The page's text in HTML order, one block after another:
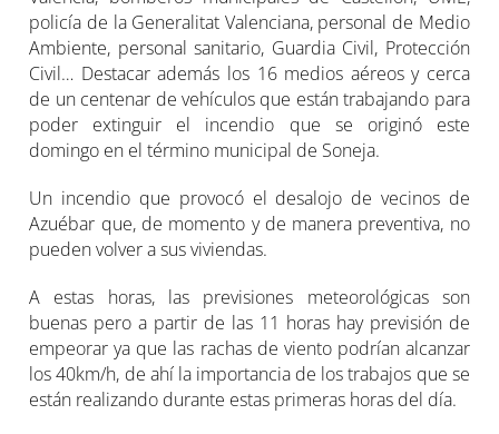
policía de la Generalitat Valenciana, personal de Medio
Ambiente, personal sanitario, Guardia Civil, Protección
Civil… Destacar además los 16 medios aéreos y cerca
de un centenar de vehículos que están trabajando para
poder extinguir el incendio que se originó este
domingo en el término municipal de Soneja.
Un incendio que provocó el desalojo de vecinos de
Azuébar que, de momento y de manera preventiva, no
pueden volver a sus viviendas.
A estas horas, las previsiones meteorológicas son
buenas pero a partir de las 11 horas hay previsión de
empeorar ya que las rachas de viento podrían alcanzar
los 40km/h, de ahí la importancia de los trabajos que se
están realizando durante estas primeras horas del día.